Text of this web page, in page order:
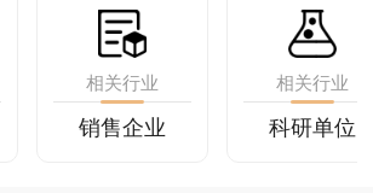
相关行业
销售企业
相关行业
科研单位